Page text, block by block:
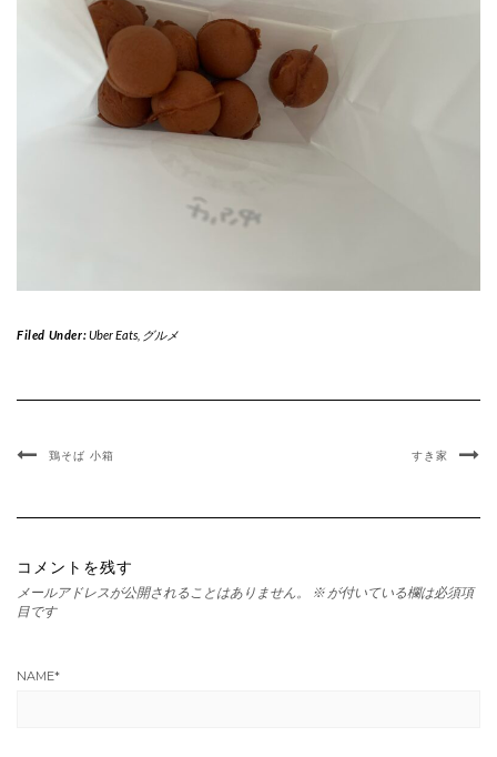
Filed Under:Uber Eats, グルメ
鶏そば 小箱 すき家
コメントを残す
メールアドレスが公開されることはありません。 ※ が付いている欄は必須項
目です
NAME*